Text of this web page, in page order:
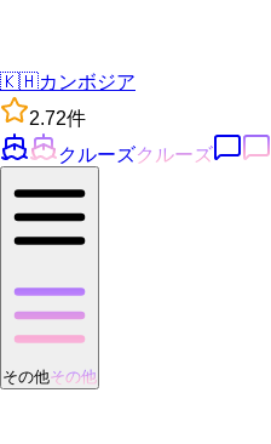
🇰🇭カンボジア
2.72件
クルーズクルーズ
その他その他